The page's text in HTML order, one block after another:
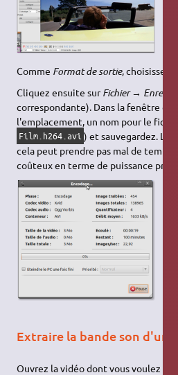
Comme Format de sortie, choisissez
Cliquez ensuite surFichier→
correspondante). Dans la fenêtre qui
l'emplacement, un nom pour le
Film.h264.avi ) et sauvegardez. Le
cela peut prendre pas mal de temps:
coûteux en terme de puissance
Extraire la bande son d'une
Ouvrez la vidéo dont vous voulez